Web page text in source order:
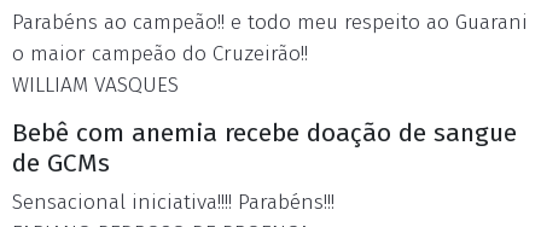
Parabéns ao campeão!! e todo meu respeito ao Guarani
o maior campeão do Cruzeirão!!
WILLIAM VASQUES
Bebê com anemia recebe doação de sangue
de GCMs
Sensacional iniciativa!!!! Parabéns!!!